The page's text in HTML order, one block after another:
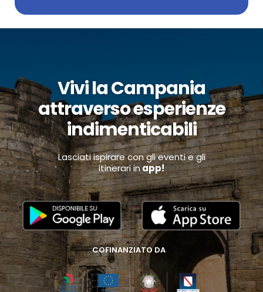
Vivi la Campania
attraverso esperienze
indimenticabili
Lasciati ispirare con gli eventi e gli
itinerari inapp!
COFINANZIATO DA